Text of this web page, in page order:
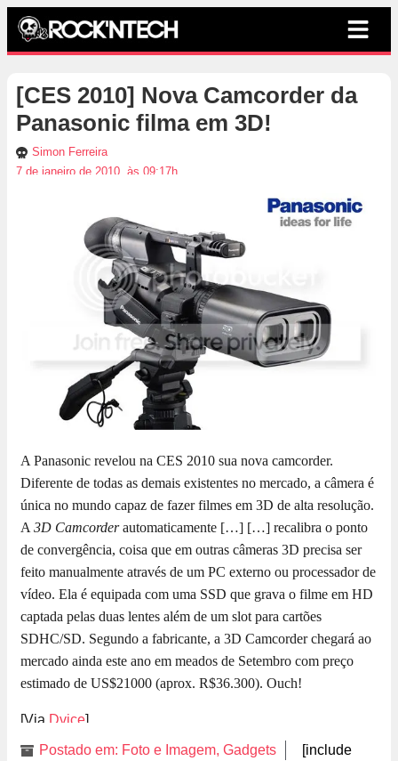
[CES 2010] Nova Camcorder da
Panasonic filma em 3D!
Simon Ferreira
7 de janeiro de 2010, às 09:17h
A Panasonic revelou na CES 2010 sua nova camcorder.
Diferente de todas as demais existentes no mercado, a câmera é
única no mundo capaz de fazer filmes em 3D de alta resolução.
A 3D Camcorderautomaticamente […] […] recalibra o ponto
de convergência, coisa que em outras câmeras 3D precisa ser
feito manualmente através de um PC externo ou processador de
vídeo. Ela é equipada com uma SSD que grava o filme em HD
captada pelas duas lentes além de um slot para cartões
SDHC/SD. Segundo a fabricante, a 3D Camcorder chegará ao
mercado ainda este ano em meados de Setembro com preço
estimado de US$21000 (aprox. R$36.300). Ouch!
[Via Dvice]
Postado em: Foto e Imagem, Gadgets
[include